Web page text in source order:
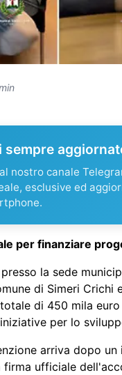
sempre
nostro canale
esclusive ed
per finanziare
la sede
di Simeri Crichi
di 450 mila
per lo
arriva dopo
firma ufficiale